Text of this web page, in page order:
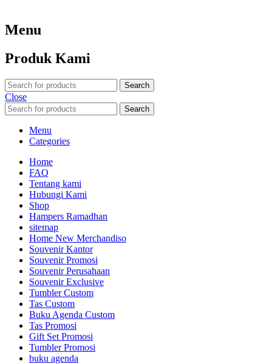
Menu
Produk Kami
Search
Close
Search
Menu
Categories
Home
FAQ
Tentang kami
Hubungi Kami
Shop
Hampers Ramadhan
sitemap
Home New Merchandiso
Souvenir Kantor
Souvenir Promosi
Souvenir Perusahaan
Souvenir Exclusive
Tumbler Custom
Tas Custom
Buku Agenda Custom
Tas Promosi
Gift Set Promosi
Tumbler Promosi
buku agenda